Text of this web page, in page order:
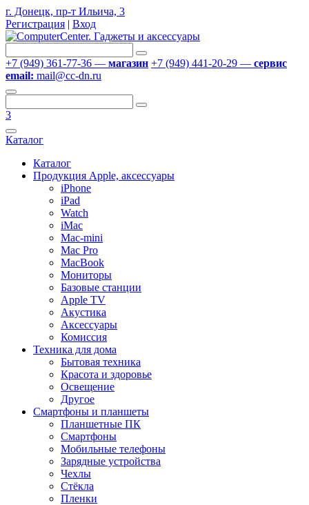
г. Донецк, пр-т Ильича, 3
Регистрация | Вход
+7 (949) 361-77-36 — магазин +7 (949) 441-20-29 — сервис
email: mail@cc-dn.ru
3
Каталог
Каталог
Продукция Apple, аксессуары
iPhone
iPad
Watch
iMac
Mac-mini
Mac Pro
MacBook
Мониторы
Базовые станции
Apple TV
Акустика
Аксессуары
Комиссия
Техника для дома
Бытовая техника
Красота и здоровье
Освещение
Другое
Смартфоны и планшеты
Планшетные ПК
Смартфоны
Мобильные телефоны
Зарядные устройства
Чехлы
Стёкла
Пленки